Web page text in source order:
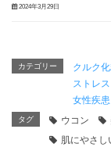
2024年3月29日
カテゴリー クルク
ストレス
女性疾患
タグ ウコン
肌にやさし